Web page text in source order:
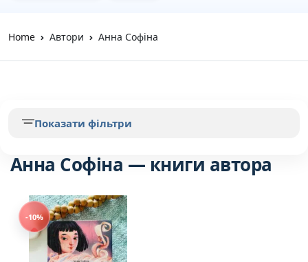
Home Автори Анна Софіна
Анна Софіна — книги автора
-10%
Показати фільтри